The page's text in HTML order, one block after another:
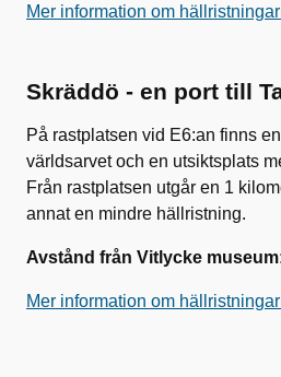
Mer information om
Skräddö - en port till
På rastplatsen vid E6:an finns
världsarvet och en utsiktsplats
Från rastplatsen utgår en 1
annat en mindre hällristning.
Avstånd från Vitlycke
Mer information om